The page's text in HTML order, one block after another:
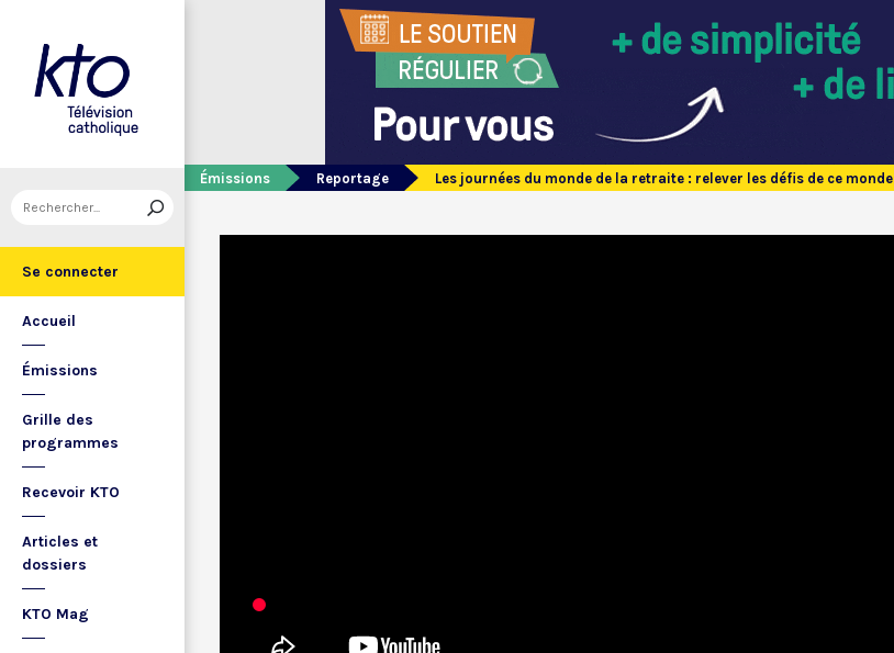
Se connecter
Accueil
Émissions
Grille des
programmes
Recevoir KTO
Articles et
dossiers
KTO Mag
Émissions Reportage Les journées du monde de la retraite : relever les défis de ce monde